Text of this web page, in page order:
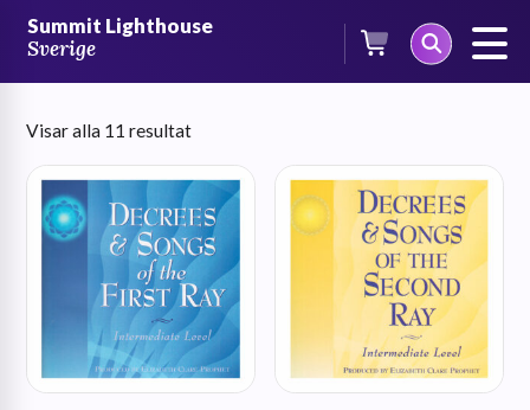
Summit Lighthouse
SverigeBön och meditation
Visar alla 11 resultatSortera
senaste